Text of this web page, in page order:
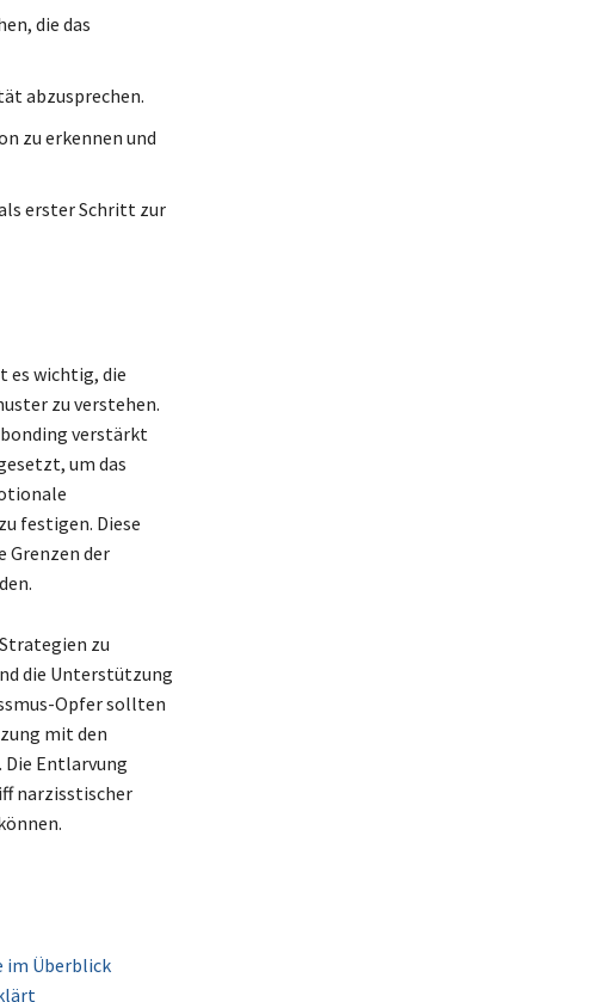
die das
abzusprechen.
zu erkennen und
erster Schritt zur
es wichtig, die
zu verstehen.
verstärkt
um das
festigen. Diese
Grenzen der
zu
die Unterstützung
Opfer sollten
mit den
Entlarvung
narzisstischer
im Überblick